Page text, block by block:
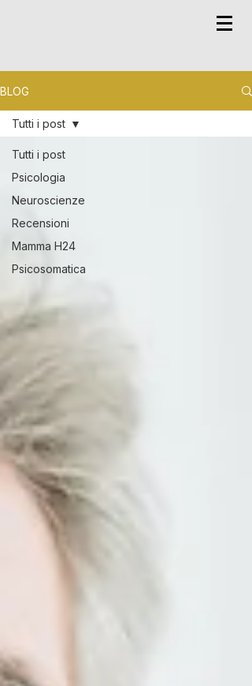
BLOG
Tutti i post
Psicologia
Neuroscienze
Recensioni
Mamma H24
Psicosomatica
Tutti i post